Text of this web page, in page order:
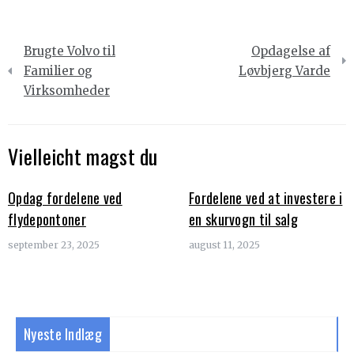
Indlægsnavigation
Brugte Volvo til
Familier og
Virksomheder
Opdagelse af
Løvbjerg Varde
Vielleicht magst du
Opdag fordelene ved
flydepontoner
september 23, 2025
Fordelene ved at investere i
en skurvogn til salg
august 11, 2025
Nyeste Indlæg